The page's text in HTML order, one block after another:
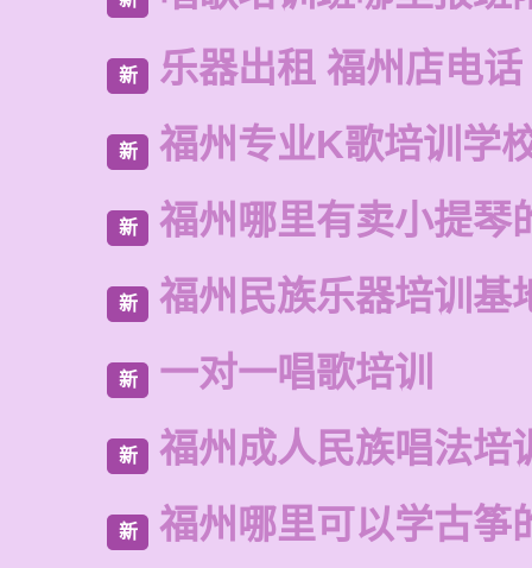
新 乐器出租 福州店电话
新 福州专业K歌培训学
新 福州哪里有卖小提琴
新 福州民族乐器培训基
新 一对一唱歌培训
新 福州成人民族唱法培
新 福州哪里可以学古筝